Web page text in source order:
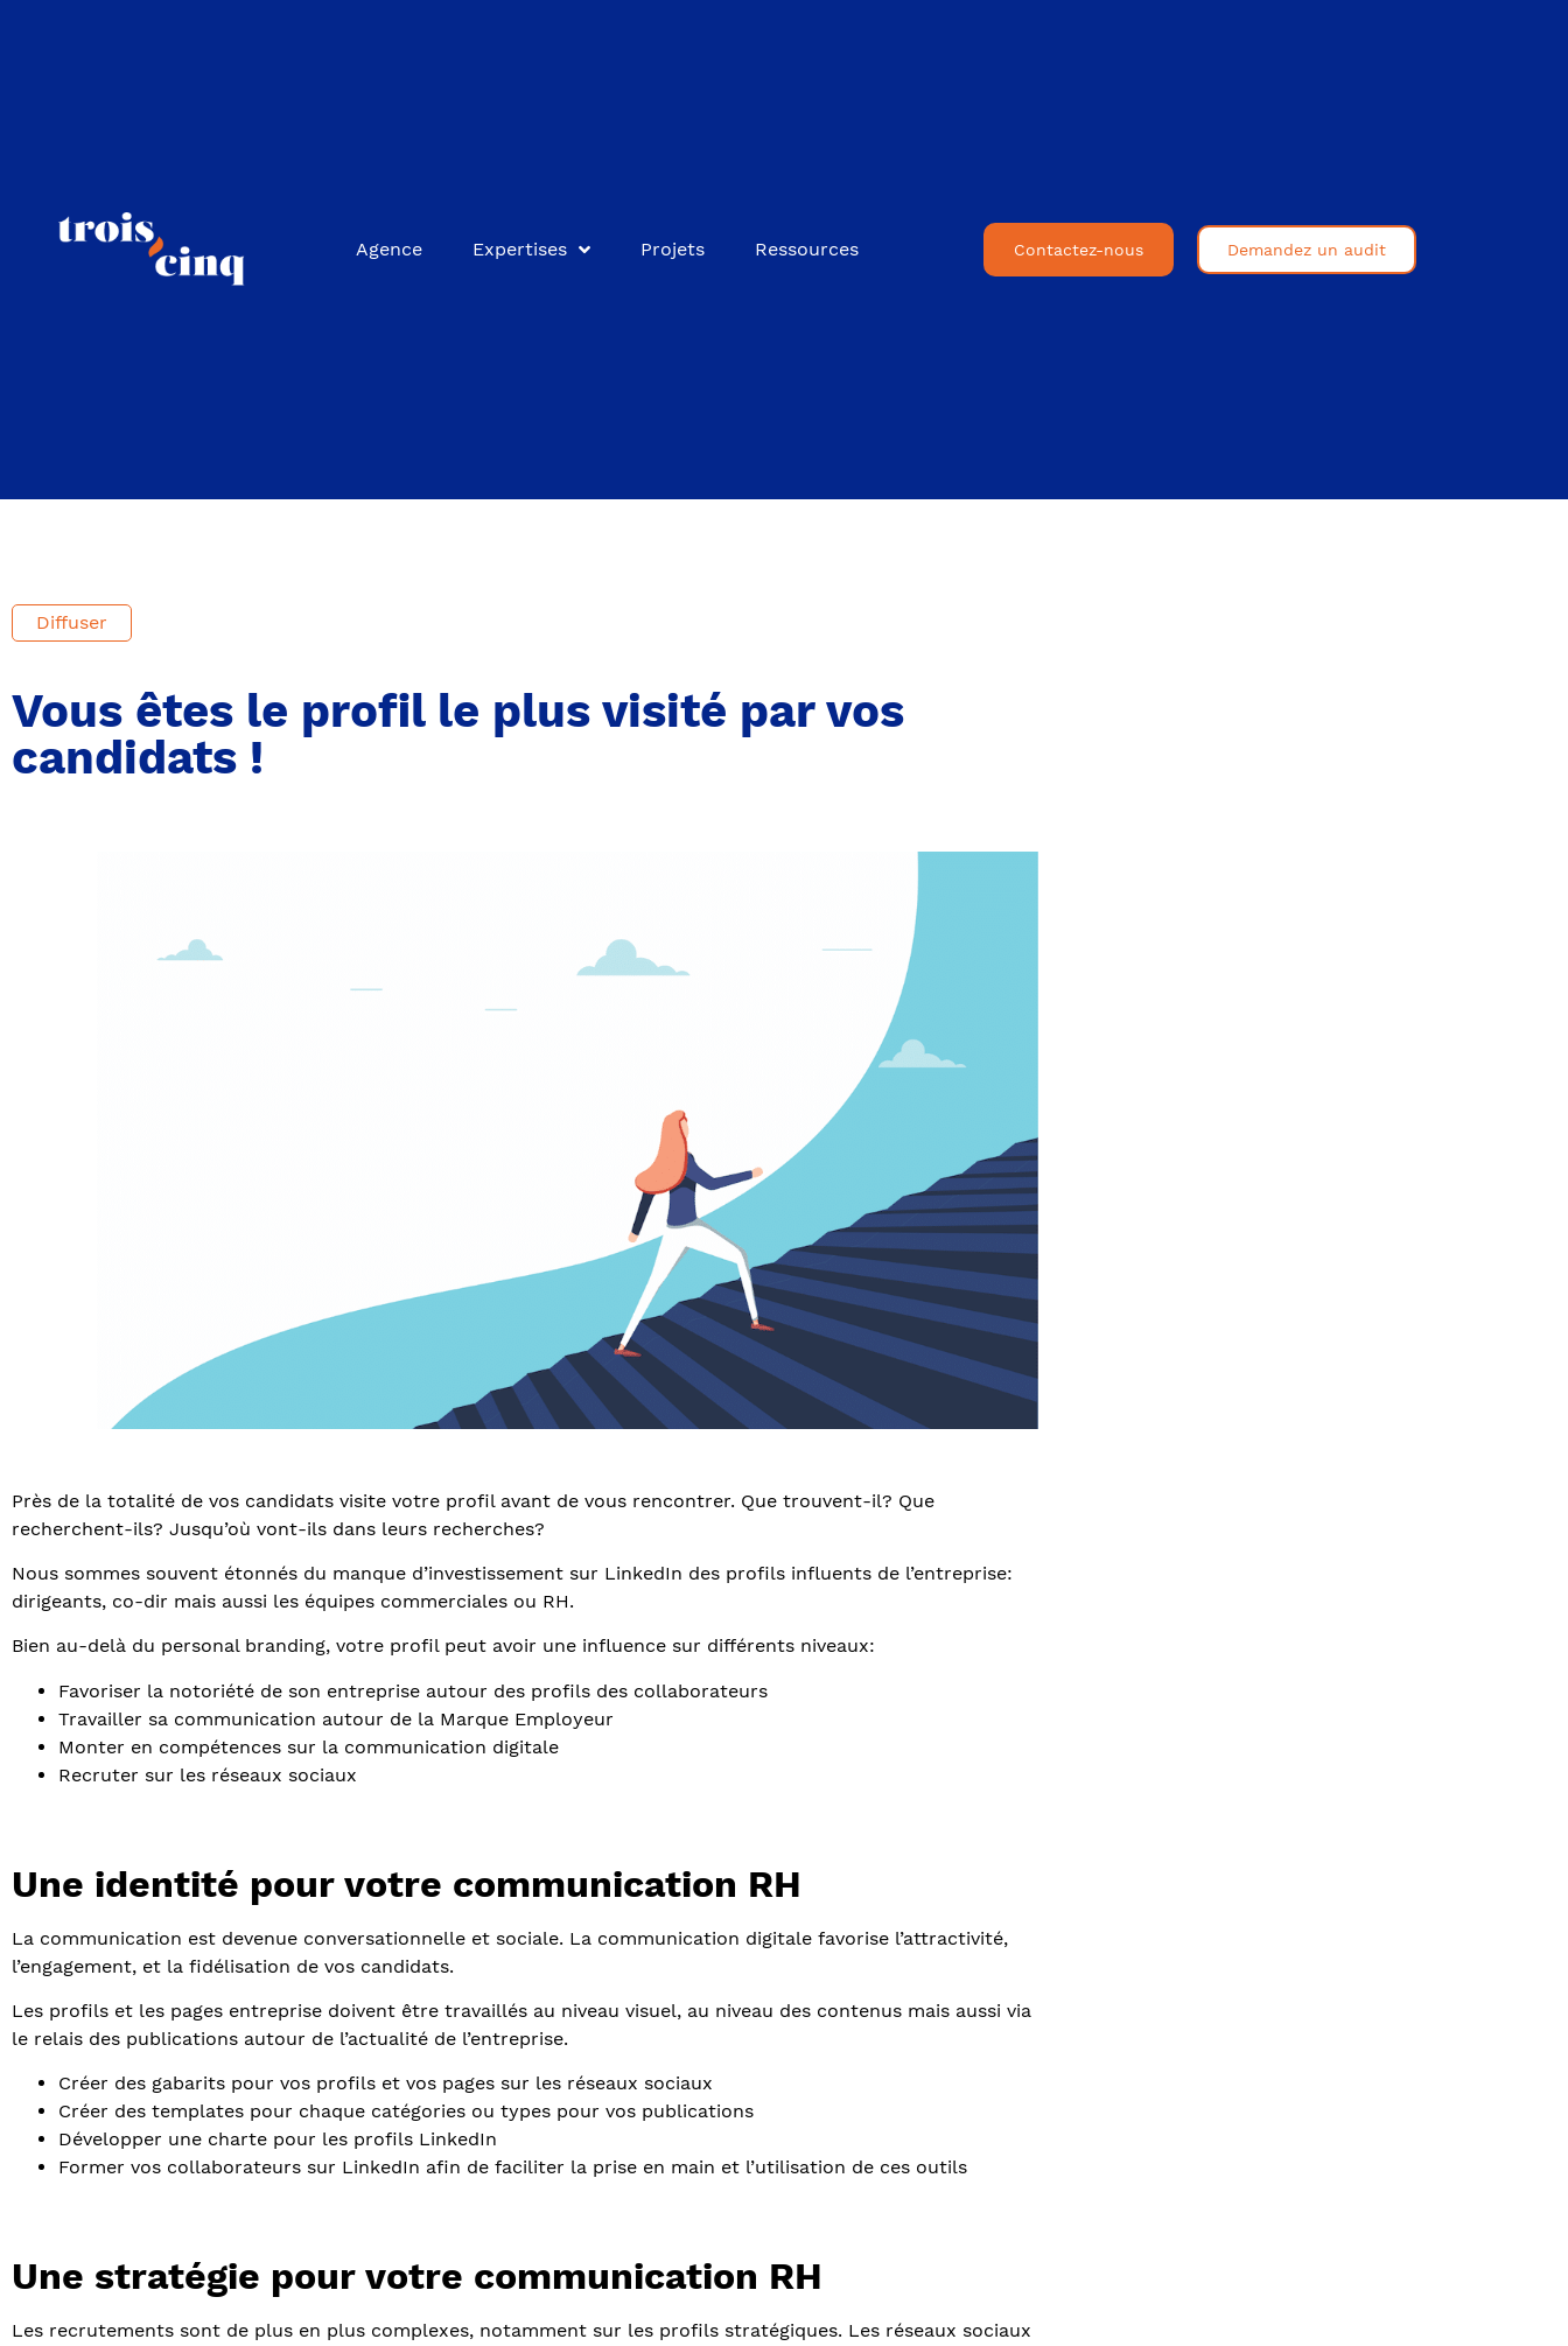
Agence Expertises Projets Ressources Contactez-nous Demandez un audit
Diffuser
Vous êtes le profil le plus visité par vos
candidats !
Près de la totalité de vos candidats visite votre profil avant de vous rencontrer. Que trouvent-il? Que
recherchent-ils? Jusqu’où vont-ils dans leurs recherches?
Nous sommes souvent étonnés du manque d’investissement sur LinkedIn des profils influents de l’entreprise:
dirigeants, co-dir mais aussi les équipes commerciales ou RH.
Bien au-delà du personal branding, votre profil peut avoir une influence sur différents niveaux:
Favoriser la notoriété de son entreprise autour des profils des collaborateurs
Travailler sa communication autour de la Marque Employeur
Monter en compétences sur la communication digitale
Recruter sur les réseaux sociaux
Une identité pour votre communication RH
La communication est devenue conversationnelle et sociale. La communication digitale favorise l’attractivité,
l’engagement, et la fidélisation de vos candidats.
Les profils et les pages entreprise doivent être travaillés au niveau visuel, au niveau des contenus mais aussi via
le relais des publications autour de l’actualité de l’entreprise.
Créer des gabarits pour vos profils et vos pages sur les réseaux sociaux
Créer des templates pour chaque catégories ou types pour vos publications
Développer une charte pour les profils LinkedIn
Former vos collaborateurs sur LinkedIn afin de faciliter la prise en main et l’utilisation de ces outils
Une stratégie pour votre communication RH
Les recrutements sont de plus en plus complexes, notamment sur les profils stratégiques. Les réseaux sociaux